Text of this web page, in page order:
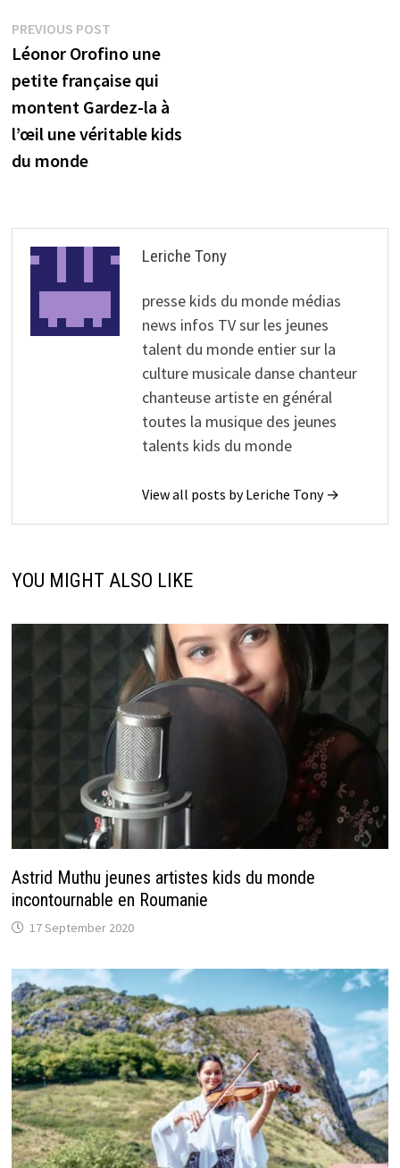
Post
navigation
PREVIOUS POSTPrevious
post:
Léonor Orofino une
petite française qui
montent Gardez-la à
l’œil une véritable kids
du monde
Leriche Tony
presse kids du monde médias
news infos TV sur les jeunes
talent du monde entier sur la
culture musicale danse chanteur
chanteuse artiste en général
toutes la musique des jeunes
talents kids du monde
View all posts by Leriche Tony →
YOU MIGHT ALSO LIKE
Astrid Muthu jeunes artistes kids du monde
incontournable en Roumanie
17 September 2020